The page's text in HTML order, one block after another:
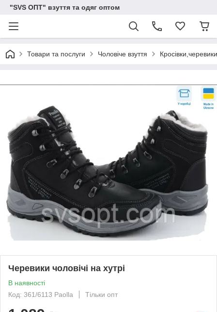
"SVS ОПТ" взуття та одяг оптом
Товари та послуги Чоловіче взуття
Черевики чоловічі на хутрі
В наявності
Код: 361/6113 Paolla
Тільки опт